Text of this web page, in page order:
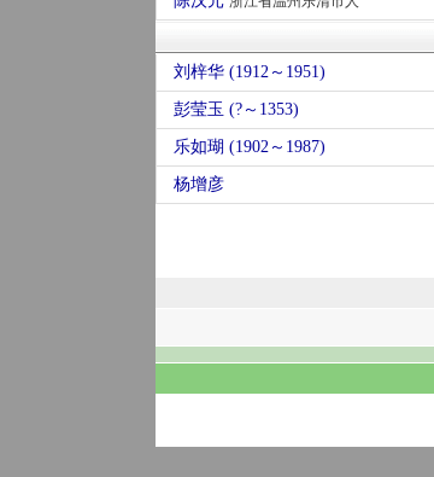
刘梓华 (1912～1951)
彭莹玉 (?～1353)
乐如瑚 (1902～1987)
杨增彦